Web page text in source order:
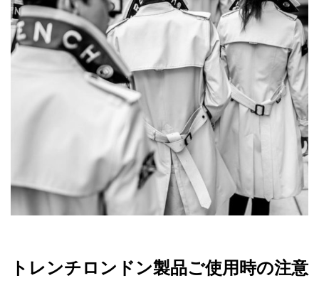
トレンチロンドン製品ご使用時の注意